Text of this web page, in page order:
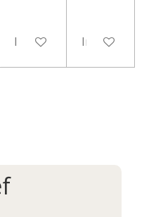
In winkelwagenIn